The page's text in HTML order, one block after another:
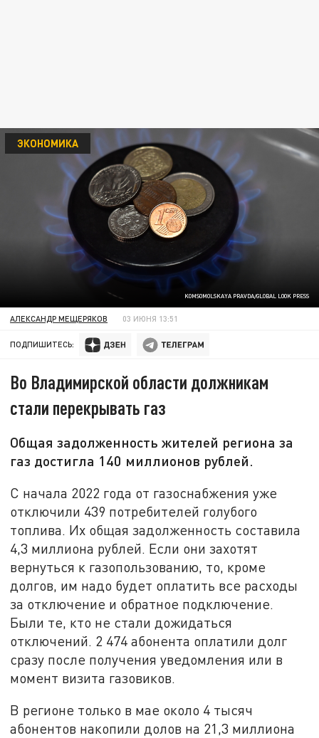
KOMSOMOLSKAYA PRAVDA/GLOBAL LOOK PRESS
ЭКОНОМИКА
АЛЕКСАНДР МЕЩЕРЯКОВ 03 ИЮНЯ 13:51
ПОДПИШИТЕСЬ:
Во Владимирской области должникам
стали перекрывать газ
Общая задолженность жителей региона за
газ достигла 140 миллионов рублей.
С начала 2022 года от газоснабжения уже
отключили 439 потребителей голубого
топлива. Их общая задолженность составила
4,3 миллиона рублей. Если они захотят
вернуться к газопользованию, то, кроме
долгов, им надо будет оплатить все расходы
за отключение и обратное подключение.
Были те, кто не стали дожидаться
отключений. 2 474 абонента оплатили долг
сразу после получения уведомления или в
момент визита газовиков.
В регионе только в мае около 4 тысяч
абонентов накопили долов на 21,3 миллиона